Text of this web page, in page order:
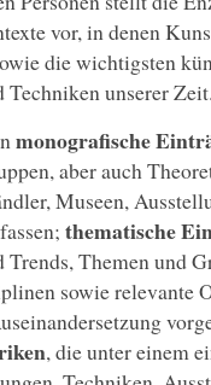
vor, in denen
die wichtigsten
Techniken unserer Zeit.
monografische
aber auch
Museen,
thematische
Trends, Themen und
sowie relevante
, die unter einem